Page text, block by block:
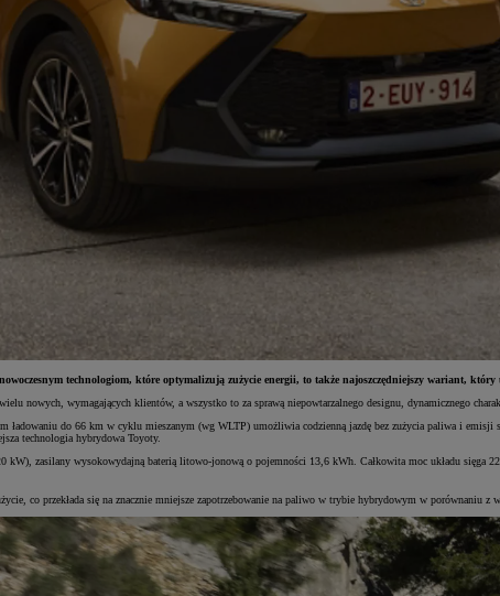
technologiom, które optymalizują zużycie energii, to także najoszczędniejszy wariant,
nowych, wymagających klientów, a wszystko to za sprawą niepowtarzalnego designu, dynamicznego
do 66 km w cyklu mieszanym (wg WLTP) umożliwia codzienną jazdę bez zużycia paliwa i emisji
technologia hybrydowa Toyoty.
zasilany wysokowydajną baterią litowo-jonową o pojemności 13,6 kWh. Całkowita moc układu sięga
co przekłada się na znacznie mniejsze zapotrzebowanie na paliwo w trybie hybrydowym w porównaniu